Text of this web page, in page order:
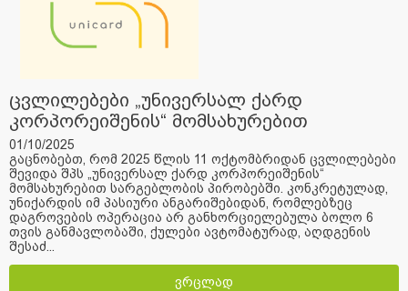
ცვლილებები „უნივერსალ ქარდ
კორპორეიშენის“ მომსახურებით
სარგებლობის პირობებში.
01/10/2025
გაცნობებთ, რომ 2025 წლის 11 ოქტომბრიდან ცვლილებები
შევიდა შპს „უნივერსალ ქარდ კორპორეიშენის“
მომსახურებით სარგებლობის პირობებში. კონკრეტულად,
უნიქარდის იმ პასიური ანგარიშებიდან, რომლებზეც
დაგროვების ოპერაცია არ განხორციელებულა ბოლო 6
თვის განმავლობაში, ქულები ავტომატურად, აღდგენის
შესაძ...
ვრცლად